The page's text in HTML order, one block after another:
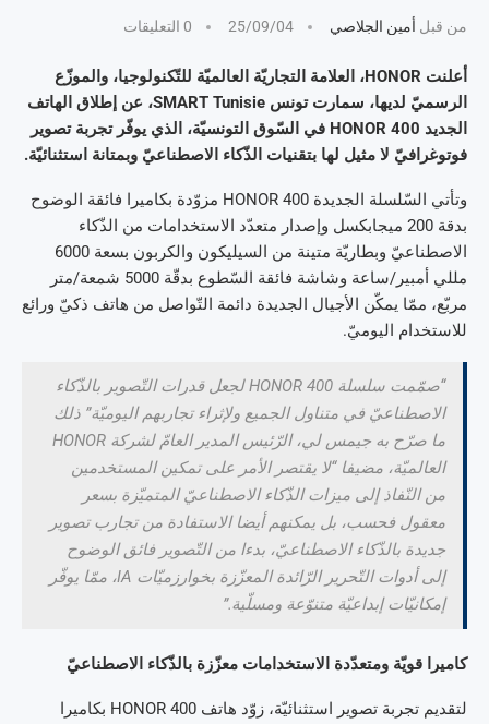
من قبل أمين الجلاصي 25/09/04 0 التعليقات
أعلنت HONOR، العلامة التجاريّة العالميّة للتّكنولوجيا، والموزّع
الرسميّ لديها، سمارت تونس SMART Tunisie، عن إطلاق الهاتف
الجديد HONOR 400 في السّوق التونسيّة، الذي يوفّر تجربة تصوير
فوتوغرافيّ لا مثيل لها بتقنيات الذّكاء الاصطناعيّ وبمتانة استثنائيّة.
وتأتي السّلسلة الجديدة HONOR 400 مزوّدة بكاميرا فائقة الوضوح
بدقة 200 ميجابكسل وإصدار متعدّد الاستخدامات من الذّكاء
الاصطناعيّ وبطاريّة متينة من السيليكون والكربون بسعة 6000
مللي أمبير/ساعة وشاشة فائقة السّطوع بدقّة 5000 شمعة/متر
مربّع، ممّا يمكّن الأجيال الجديدة دائمة التّواصل من هاتف ذكيّ ورائع
للاستخدام اليوميّ.
“صمّمت سلسلة HONOR 400 لجعل قدرات التّصوير بالذّكاء
الاصطناعيّ في متناول الجميع ولإثراء تجاربهم اليوميّة” ذلك
ما صرّح به جيمس لي، الرّئيس المدير العامّ لشركة HONOR
العالميّة، مضيفا “لا يقتصر الأمر على تمكين المستخدمين
من النّفاذ إلى ميزات الذّكاء الاصطناعيّ المتميّزة بسعر
معقول فحسب، بل يمكنهم أيضا الاستفادة من تجارب تصوير
جديدة بالذّكاء الاصطناعيّ، بدءا من التّصوير فائق الوضوح
إلى أدوات التّحرير الرّائدة المعزّزة بخوارزميّات IA، ممّا يوفّر
إمكانيّات إبداعيّة متنوّعة ومسلّية.”
كاميرا قويّة ومتعدّدة الاستخدامات معزّزة بالذّكاء الاصطناعيّ
لتقديم تجربة تصوير استثنائيّة، زوّد هاتف HONOR 400 بكاميرا